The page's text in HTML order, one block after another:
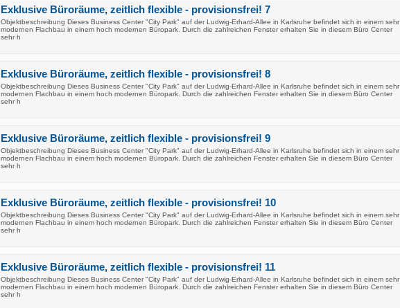
Exklusive Büroräume, zeitlich flexible - provisionsfrei! 7
Objektbeschreibung Dieses Business Center "City Park" auf der Ludwig-Erhard-Allee in Karlsruhe befindet sich in einem sehr
modernen Flachbau in einem hoch modernen Büropark. Durch die zahlreichen Fenster erhalten Sie in diesem Büro Center
sehr h
Exklusive Büroräume, zeitlich flexible - provisionsfrei! 8
Objektbeschreibung Dieses Business Center "City Park" auf der Ludwig-Erhard-Allee in Karlsruhe befindet sich in einem sehr
modernen Flachbau in einem hoch modernen Büropark. Durch die zahlreichen Fenster erhalten Sie in diesem Büro Center
sehr h
Exklusive Büroräume, zeitlich flexible - provisionsfrei! 9
Objektbeschreibung Dieses Business Center "City Park" auf der Ludwig-Erhard-Allee in Karlsruhe befindet sich in einem sehr
modernen Flachbau in einem hoch modernen Büropark. Durch die zahlreichen Fenster erhalten Sie in diesem Büro Center
sehr h
Exklusive Büroräume, zeitlich flexible - provisionsfrei! 10
Objektbeschreibung Dieses Business Center "City Park" auf der Ludwig-Erhard-Allee in Karlsruhe befindet sich in einem sehr
modernen Flachbau in einem hoch modernen Büropark. Durch die zahlreichen Fenster erhalten Sie in diesem Büro Center
sehr h
Exklusive Büroräume, zeitlich flexible - provisionsfrei! 11
Objektbeschreibung Dieses Business Center "City Park" auf der Ludwig-Erhard-Allee in Karlsruhe befindet sich in einem sehr
modernen Flachbau in einem hoch modernen Büropark. Durch die zahlreichen Fenster erhalten Sie in diesem Büro Center
sehr h